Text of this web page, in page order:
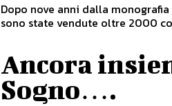
Dopo nove anni dalla
sono state vendute oltre 2000
Ancora
Sogno….